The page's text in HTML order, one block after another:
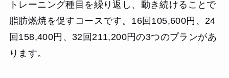
トレーニング種目を繰り返し、動き続けることで
脂肪燃焼を促すコースです。16回105,600円、24
回158,400円、32回211,200円の3つのプランがあ
ります。